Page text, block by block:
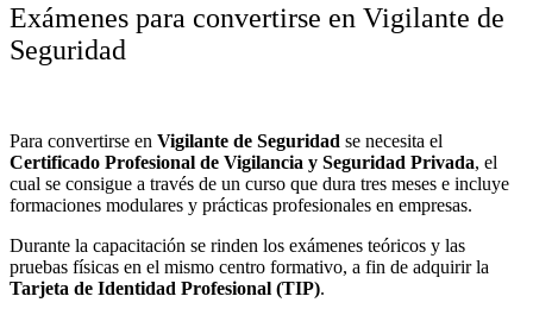
Exámenes para convertirse en Vigilante de
Seguridad
Para convertirse en Vigilante de Seguridad se necesita el
Certificado Profesional de Vigilancia y Seguridad Privada, el
cual se consigue a través de un curso que dura tres meses e incluye
formaciones modulares y prácticas profesionales en empresas.
Durante la capacitación se rinden los exámenes teóricos y las
pruebas físicas en el mismo centro formativo, a fin de adquirir la
Tarjeta de Identidad Profesional (TIP).